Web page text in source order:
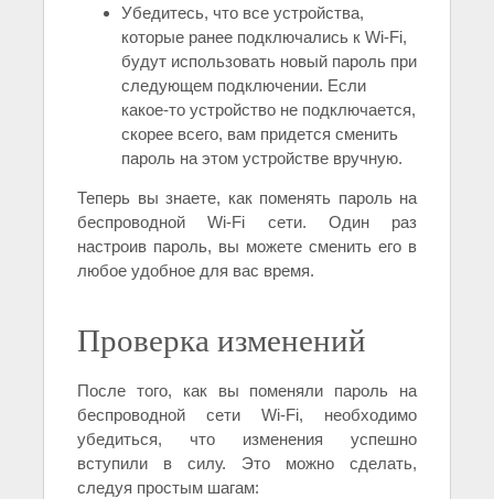
Убедитесь, что все устройства,
которые ранее подключались к Wi-Fi,
будут использовать новый пароль при
следующем подключении. Если
какое-то устройство не подключается,
скорее всего, вам придется сменить
пароль на этом устройстве вручную.
Теперь вы знаете, как поменять пароль на
беспроводной Wi-Fi сети. Один раз
настроив пароль, вы можете сменить его в
любое удобное для вас время.
Проверка изменений
После того, как вы поменяли пароль на
беспроводной сети Wi-Fi, необходимо
убедиться, что изменения успешно
вступили в силу. Это можно сделать,
следуя простым шагам: